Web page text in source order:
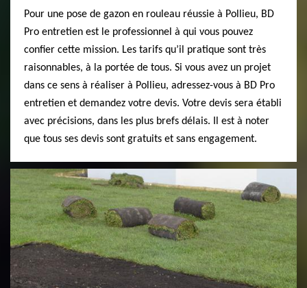
Pour une pose de gazon en rouleau réussie à Pollieu, BD
Pro entretien est le professionnel à qui vous pouvez
confier cette mission. Les tarifs qu’il pratique sont très
raisonnables, à la portée de tous. Si vous avez un projet
dans ce sens à réaliser à Pollieu, adressez-vous à BD Pro
entretien et demandez votre devis. Votre devis sera établi
avec précisions, dans les plus brefs délais. Il est à noter
que tous ses devis sont gratuits et sans engagement.